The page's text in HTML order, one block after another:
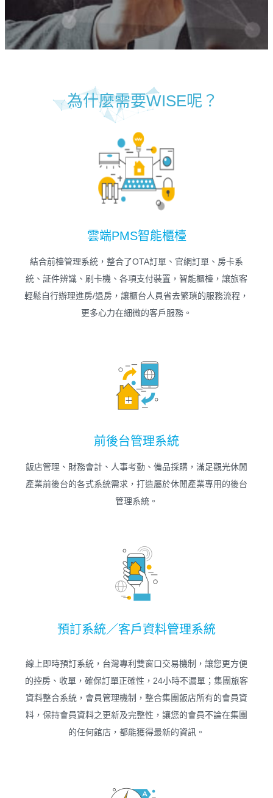
為什麼需要WISE呢？
雲端PMS智能櫃檯
結合前檯管理系統，整合了OTA訂單、官網訂單、房卡系
統、証件辨識、刷卡機、各項支付裝置，智能櫃檯，讓旅客
輕鬆自行辦理進房/退房，讓櫃台人員省去繁瑣的服務流程，
更多心力在細微的客戶服務。
前後台管理系統
飯店管理、財務會計、人事考勤、備品採購，滿足觀光休閒
產業前後台的各式系統需求，打造屬於休閒產業專用的後台
管理系統。
預訂系統／客戶資料管理系統
線上即時預訂系統，台灣專利雙窗口交易機制，讓您更方便
的控房、收單，確保訂單正確性，24小時不漏單；集團旅客
資料整合系統，會員管理機制，整合集團飯店所有的會員資
料，保持會員資料之更新及完整性，讓您的會員不論在集團
的任何館店，都能獲得最新的資訊。